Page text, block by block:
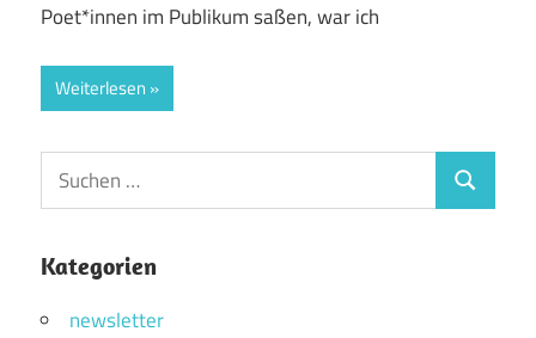
Poet*innen im Publikum saßen, war ich
Weiterlesen
Suchen
nach:
Suchen
Kategorien
newsletter